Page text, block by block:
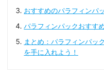
おすすめのパラフィンパ
パラフィンパックおすす
まとめ：パラフィンパッ
を手に入れよう！